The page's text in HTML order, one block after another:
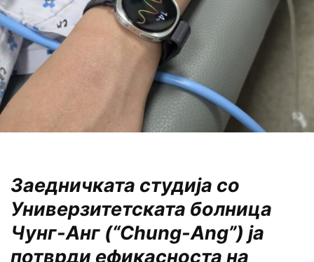
Заедничката студија со
Универзитетската болница
Чунг-Анг (“Chung-Ang”) ја
потврди ефикасноста на